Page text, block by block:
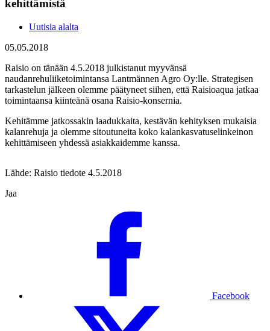
kehittämistä
Uutisia alalta
05.05.2018
Raisio on tänään 4.5.2018 julkistanut myyvänsä
naudanrehuliiketoimintansa Lantmännen Agro Oy:lle. Strategisen
tarkastelun jälkeen olemme päätyneet siihen, että Raisioaqua jatkaa
toimintaansa kiinteänä osana Raisio-konsernia.
Kehitämme jatkossakin laadukkaita, kestävän kehityksen mukaisia
kalanrehuja ja olemme sitoutuneita koko kalankasvatuselinkeinon
kehittämiseen yhdessä asiakkaidemme kanssa.
Lähde: Raisio tiedote 4.5.2018
Jaa
Facebook